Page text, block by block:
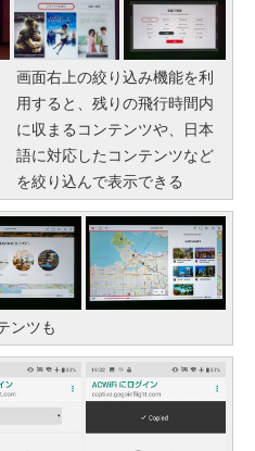
画面右上の絞り込み機能を利
用すると、残りの飛行時間内
に収まるコンテンツや、日本
語に対応したコンテンツなど
を絞り込んで表示できる
ンツも